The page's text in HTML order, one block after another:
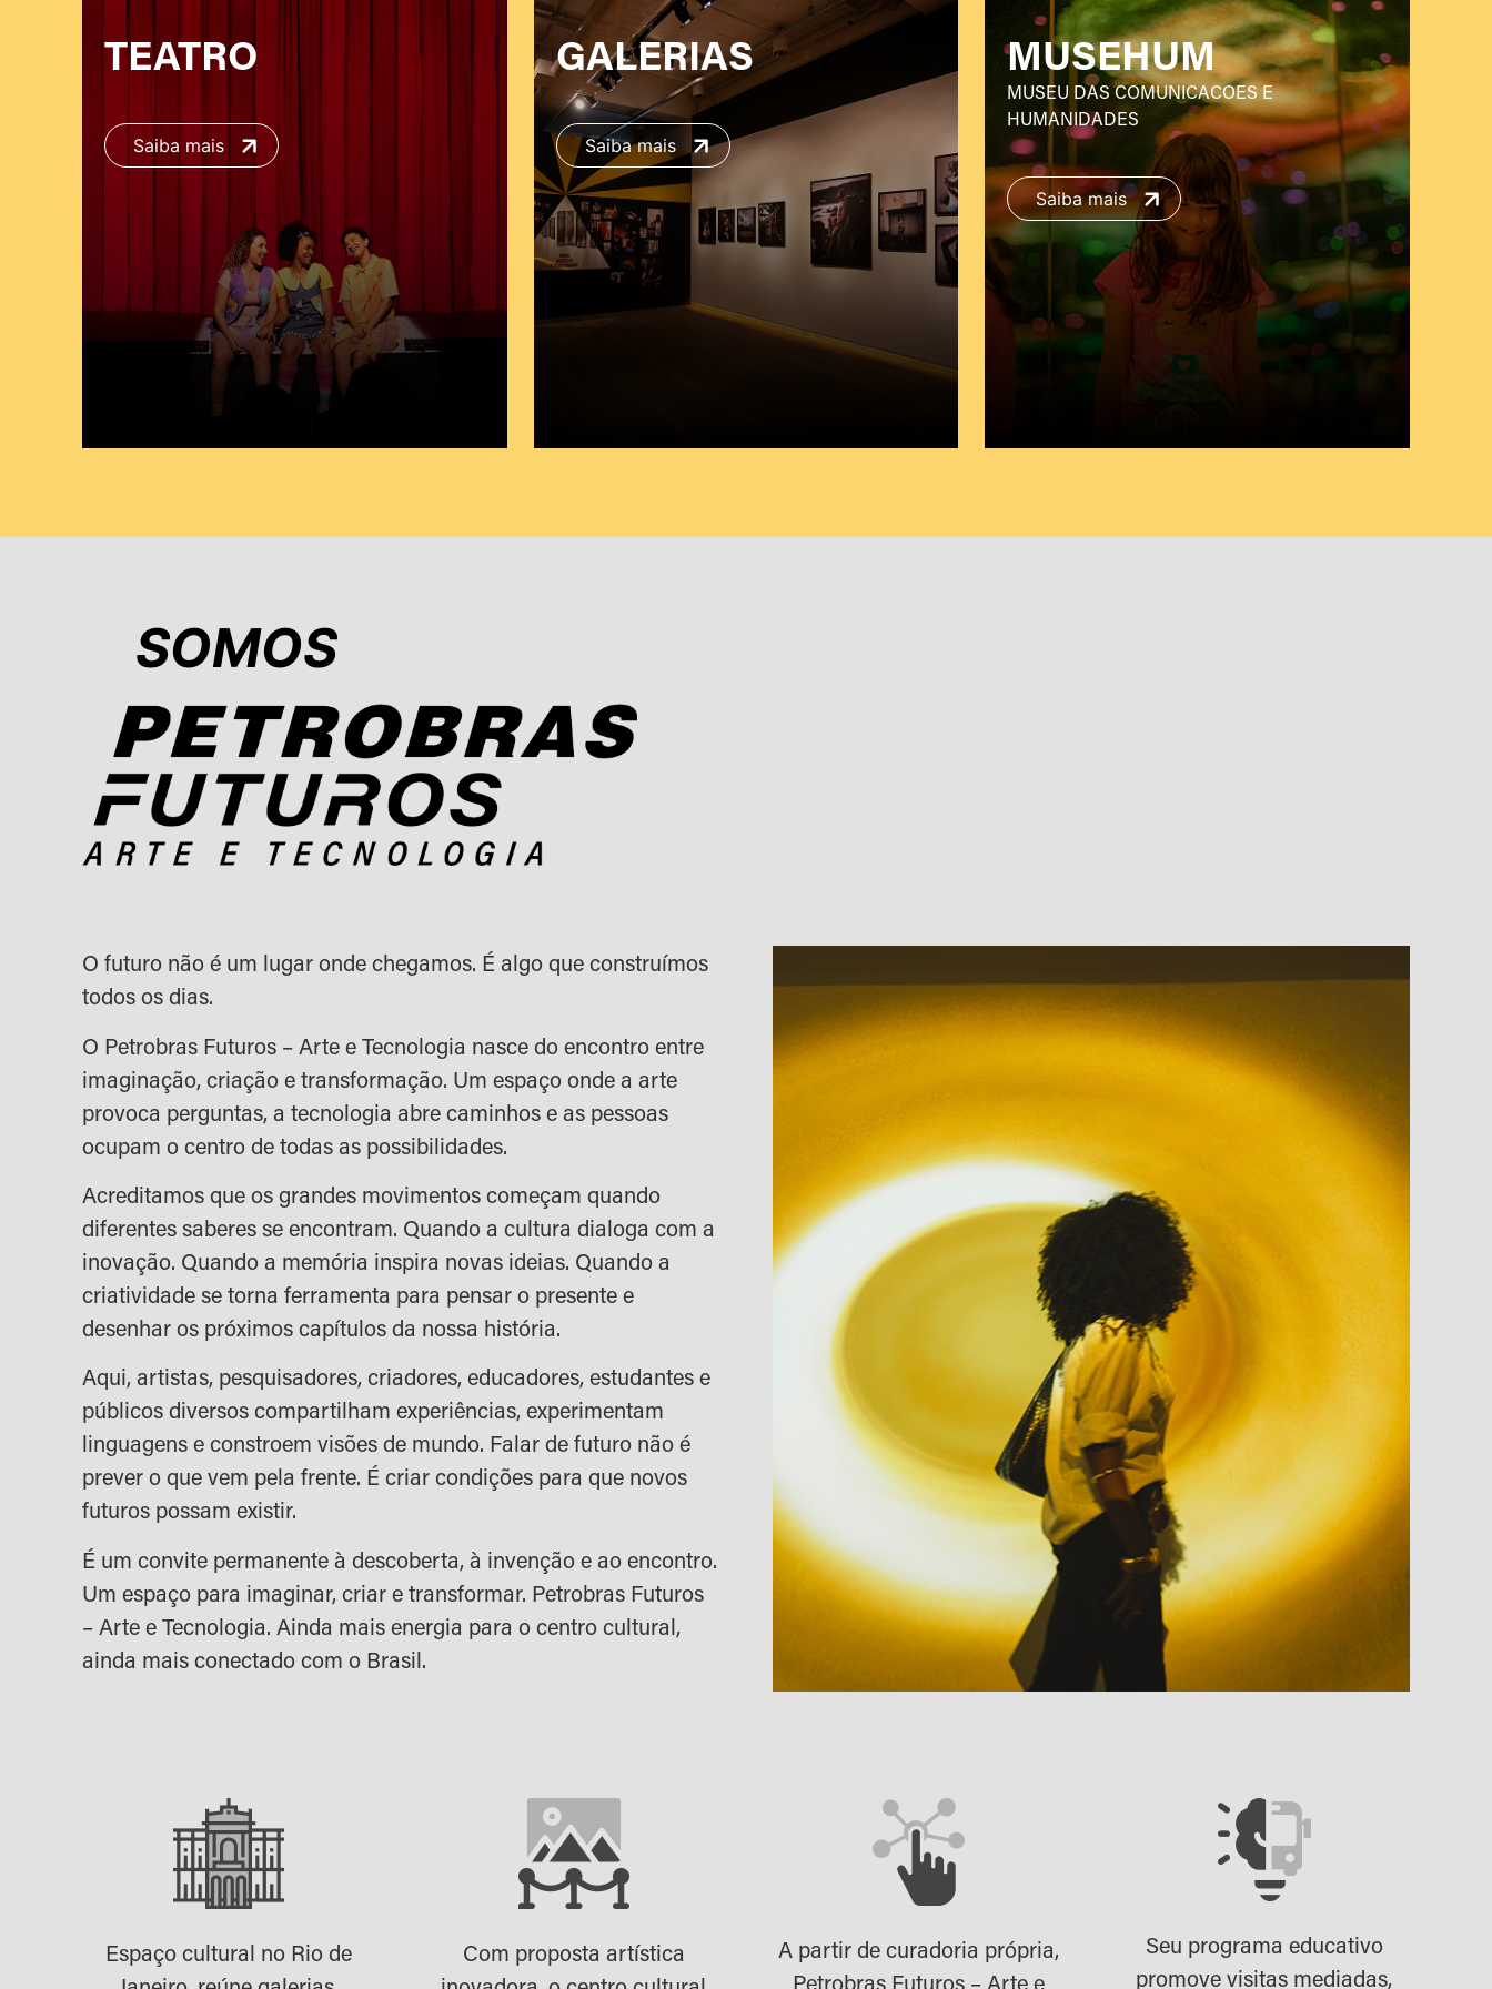
TEATRO
Saiba mais
GALERIAS
Saiba mais
MUSEHUM
MUSEU DAS COMUNICACOES E
HUMANIDADES
Saiba mais
SOMOS
O futuro não é um lugar onde chegamos. É algo que construímos
todos os dias.
O Petrobras Futuros – Arte e Tecnologia nasce do encontro entre
imaginação, criação e transformação. Um espaço onde a arte
provoca perguntas, a tecnologia abre caminhos e as pessoas
ocupam o centro de todas as possibilidades.
Acreditamos que os grandes movimentos começam quando
diferentes saberes se encontram. Quando a cultura dialoga com a
inovação. Quando a memória inspira novas ideias. Quando a
criatividade se torna ferramenta para pensar o presente e
desenhar os próximos capítulos da nossa história.
Aqui, artistas, pesquisadores, criadores, educadores, estudantes e
públicos diversos compartilham experiências, experimentam
linguagens e constroem visões de mundo. Falar de futuro não é
prever o que vem pela frente. É criar condições para que novos
futuros possam existir.
É um convite permanente à descoberta, à invenção e ao encontro.
Um espaço para imaginar, criar e transformar. Petrobras Futuros
– Arte e Tecnologia. Ainda mais energia para o centro cultural,
ainda mais conectado com o Brasil.
Espaço cultural no Rio de
Com proposta artística
A partir de curadoria própria,
Petrobras Futuros – Arte e
Seu programa educativo
promove visitas mediadas,